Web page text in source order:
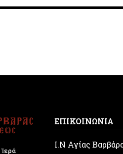
ΕΠΙΚΟΙΝΩΝΙΑ
Ι.Ν Αγίας